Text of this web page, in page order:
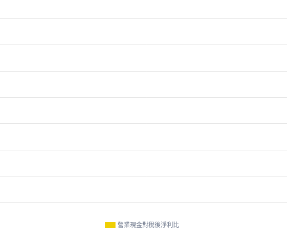
營業現金對稅後淨利比